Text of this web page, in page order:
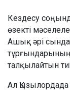
Кездесу
өзекті
Ашық әрі
талқылайтын
Ал